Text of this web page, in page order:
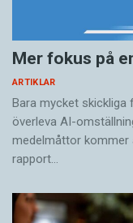
Mer fokus på
ARTIKLAR
Bara mycket
överleva AI-
medelmåttor kommer
rapport…